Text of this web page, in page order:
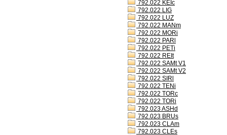
792.022 KEIc
792.022 LIG
792.022 LUZ
792.022 MANm
792.022 MORi
792.022 PARl
792.022 PETi
792.022 REIt
792.022 SAMt V1
792.022 SAMt V2
792.022 SIRl
792.022 TENi
792.022 TORc
792.022 TORi
792.023 ASHd
792.023 BRUs
792.023 CLAm
792.023 CLEs